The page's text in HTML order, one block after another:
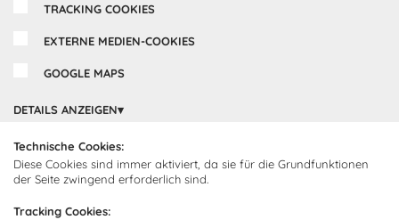
TRACKING COOKIES
EXTERNE MEDIEN-COOKIES
GOOGLE MAPS
DETAILS ANZEIGEN
Technische Cookies:
Diese Cookies sind immer aktiviert, da sie für die Grundfunktionen
der Seite zwingend erforderlich sind.
Tracking Cookies:
Über uns
Impressum
Kundendienst